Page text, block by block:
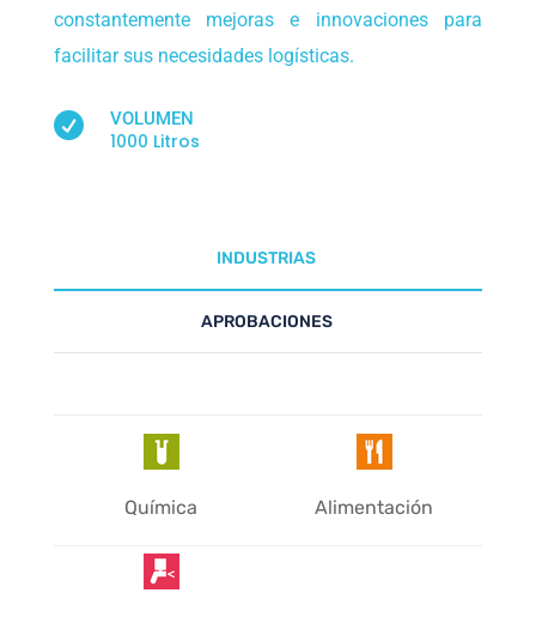
constantemente mejoras e innovaciones para
facilitar sus necesidades logísticas.
 VOLUMEN
1000 Litros
INDUSTRIAS
APROBACIONES
Química Alimentación